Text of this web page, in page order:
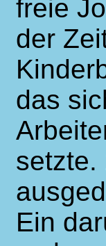
freie
der
das
setzte.
Ein